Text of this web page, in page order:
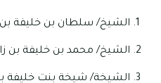
الشيخ/ سلطان بن خليفة بن
الشيخ/ محمد بن خليفة بن
الشيخة/ شيخة بنت خليفة